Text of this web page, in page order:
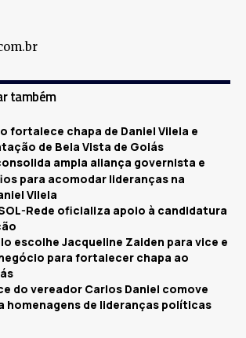
também
fortalece chapa de Daniel Vilela e
de Bela Vista de Goiás
ampla aliança governista e
para acomodar lideranças na
Vilela
Rede oficializa apoio à candidatura
escolhe Jacqueline Zaiden para vice e
para fortalecer chapa ao
do vereador Carlos Daniel comove
homenagens de lideranças políticas